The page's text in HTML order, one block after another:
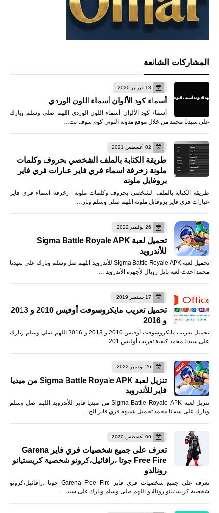
المشاركات الشائعة
13 فبراير 2020
أسماء كود الألوان أسماء اللون الوردي
أسماء كود الألوان أسماء اللون الوردي اللهم صلى وسلم وبارك
على سيدنا محمد من خلال موقع مدونة التونى كوم سوف نت…
02 أغسطس 2021
طريقة الكتابة بالملف الشخصي بحروف وكلمات
ملونة زخرفة اسماء فري فاير عبارات فري فاير
بروفايل ملونه
طريقة الكتابة بالملف الشخصي بحروف وكلمات ملونة زخرفة اسماء فري فاير
عبارات فري فاير بروفايل ملونه اللهم صلى وسلم وبار…
26 نوفمبر 2022
تحميل لعبة Sigma Battle Royale APK
للأندرويد
تحميل لعبة Sigma Battle Royale APK للأندرويد اللهم صل وسلم وبارك على سيدنا
محمد احدث لعبة باتل رويال لأجهزة الأندرويد …
17 سبتمبر 2019
تحميل تعريب مايكروسوفت أوفيس 2010 و 2013
و 2016
تحميل تعريب مايكروسوفت أوفيس 2010 و 2013 و 2016 اللهم صلي وسلم وبارك
على سيدنا محمد كيفية تعريب أوفيس 201…
26 نوفمبر 2022
تنزيل لعبة Sigma Battle Royale APK من ميديا
فاير للأندرويد
تنزيل لعبة Sigma Battle Royale APK من ميديا فاير للأندرويد اللهم صل وسلم
وبارك على سيدنا محمد تحميل شبيهه فري فاير الج…
06 أغسطس 2020
تعرف على جميع شخصيات فري فاير Garena
Free Fire جوتا ،رافائيل،كرونو شخصية كريستيانو
رونالدو
تعرف على جميع شخصيات فري فاير Garena Free Fire جوتا ،رافائيل،كرونو
شخصية كريستيانو رونالدو اللهم صلى وسلم وبارك على سيد…